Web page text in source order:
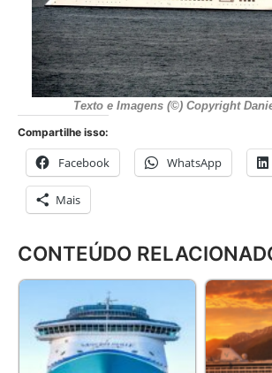
Texto e Imagens (©) Copyright
Compartilhe isso:
Facebook WhatsApp
Mais
CONTEÚDO